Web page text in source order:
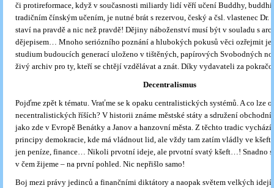
či protireformace, když v současnosti miliardy lidí věří učení Buddhy,
tradičním čínským učením, je nutné brát s rezervou, český a čsl. vlastenec Dr.
staví na pravdě a nic než pravdě! Dějiny náboženství musí být v souladu s
dějepisem… Mnoho seriózního poznání a hlubokých pokusů věci ozřejmit je
studium budoucích generací uloženo v tištěných, papírových Svobodných
živý archiv pro ty, kteří se chtějí vzdělávat a znát. Díky vydavateli za
Decentralismus
Pojďme zpět k tématu. Vraťme se k opaku centralistických systémů. A co lze
necentralistických říších? V historii známe městské státy a sdružení
jako zde v Evropě Benátky a Janov a hanzovní města. Z těchto tradic vychází
principy demokracie, kde má vládnout lid, ale vždy tam zatím vládly ve
jen peníze, finance… Nikoli prvotní ideje, ale prvotní svatý kšeft…! Snadno
v čem žijeme – na první pohled. Nic nepřišlo samo!
Boj mezi právy jedinců a finančními diktátory a naopak světem velkých idejí